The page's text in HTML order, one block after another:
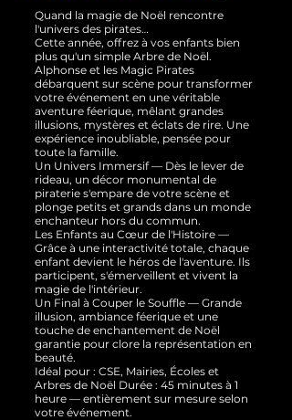
Quand la magie de Noël rencontre
l'univers des pirates…
Cette année, offrez à vos enfants bien
plus qu'un simple Arbre de Noël.
Alphonse et les Magic Pirates
débarquent sur scène pour transformer
votre événement en une véritable
aventure féerique, mêlant grandes
illusions, mystères et éclats de rire. Une
expérience inoubliable, pensée pour
toute la famille.
Un Univers Immersif — Dès le lever de
rideau, un décor monumental de
piraterie s'empare de votre scène et
plonge petits et grands dans un monde
enchanteur hors du commun.
Les Enfants au Cœur de l'Histoire —
Grâce à une interactivité totale, chaque
enfant devient le héros de l'aventure. Ils
participent, s'émerveillent et vivent la
magie de l'intérieur.
Un Final à Couper le Souffle — Grande
illusion, ambiance féerique et une
touche de enchantement de Noël
garantie pour clore la représentation en
beauté.
Idéal pour : CSE, Mairies, Écoles et
Arbres de Noël Durée : 45 minutes à 1
heure — entièrement sur mesure selon
votre événement.